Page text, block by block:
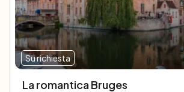
Su richiesta
La romantica Bruges